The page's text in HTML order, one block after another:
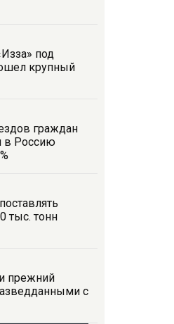
под
крупный
граждан
в Россию
тыс. тонн
прежний
с